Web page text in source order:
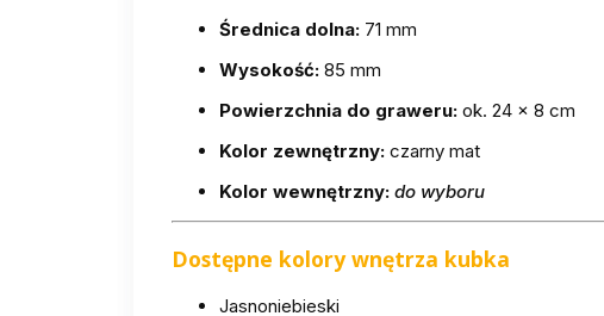
Średnica dolna: 71 mm
Wysokość: 85 mm
Powierzchnia do graweru: ok. 24 × 8 cm
Kolor zewnętrzny: czarny mat
Kolor wewnętrzny: do wyboru
Dostępne kolory wnętrza kubka
Jasnoniebieski